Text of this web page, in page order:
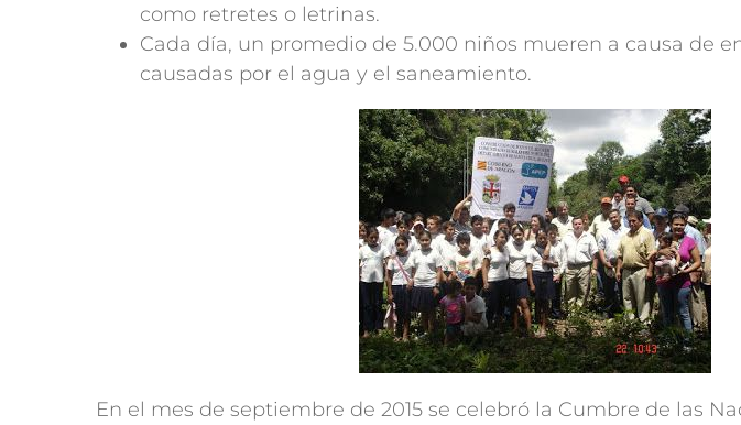
como retretes o letrinas.
Cada día, un promedio de 5.000 niños mueren a causa de
causadas por el agua y el saneamiento.
En el mes de septiembre de 2015 se celebró la Cumbre de las